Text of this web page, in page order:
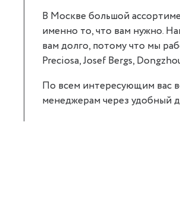
В Москве большой
именно то, что вам нужно.
вам долго, потому что мы
Preciosa, Josef Bergs,
По всем интересующим вас
менеджерам через удобный